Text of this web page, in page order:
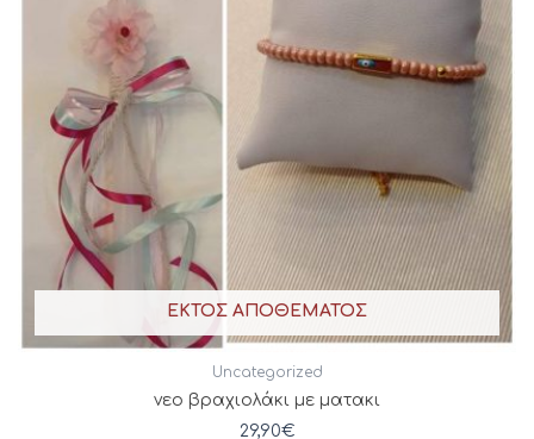
ΕΚΤΌΣ ΑΠΟΘΈΜΑΤΟΣ
Uncategorized
νεο βραχιολάκι με ματακι
29,90€